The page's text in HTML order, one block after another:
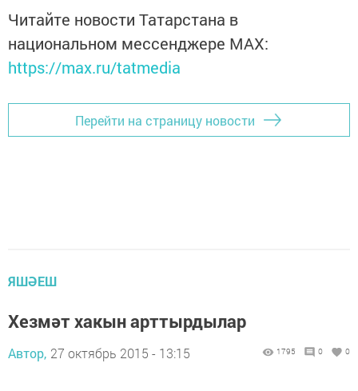
Читайте новости Татарстана в
национальном мессенджере MАХ:
https://max.ru/tatmedia
Перейти на страницу новости
ЯШӘЕШ
Хезмәт хакын арттырдылар
Автор, 27 октябрь 2015 - 13:15 1795 0 0